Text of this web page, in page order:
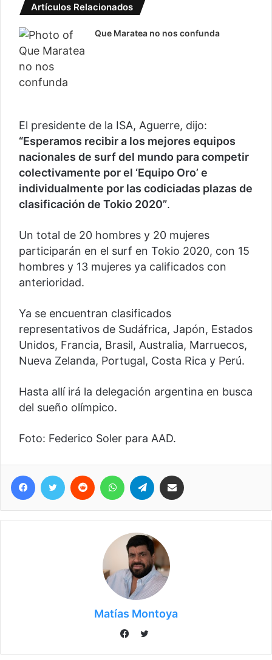
Artículos Relacionados
Que Maratea no nos confunda
El presidente de la ISA, Aguerre, dijo:
“Esperamos recibir a los mejores equipos
nacionales de surf del mundo para competir
colectivamente por el ‘Equipo Oro’ e
individualmente por las codiciadas plazas de
clasificación de Tokio 2020”.
Un total de 20 hombres y 20 mujeres
participarán en el surf en Tokio 2020, con 15
hombres y 13 mujeres ya calificados con
anterioridad.
Ya se encuentran clasificados
representativos de Sudáfrica, Japón, Estados
Unidos, Francia, Brasil, Australia, Marruecos,
Nueva Zelanda, Portugal, Costa Rica y Perú.
Hasta allí irá la delegación argentina en busca
del sueño olímpico.
Foto: Federico Soler para AAD.
Facebook
Twitter Reddit WhatsAppTelegram
Matías Montoya
Twitter